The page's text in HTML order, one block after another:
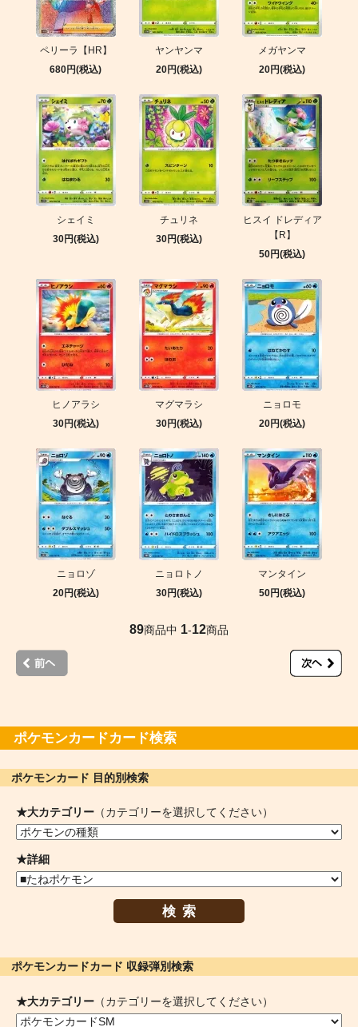
ペリーラ【HR】
680円(税込)
ヤンヤンマ
20円(税込)
メガヤンマ
20円(税込)
シェイミ
30円(税込)
チュリネ
30円(税込)
ヒスイ ドレディア
【R】
50円(税込)
ヒノアラシ
30円(税込)
マグマラシ
30円(税込)
ニョロモ
20円(税込)
ニョロゾ
20円(税込)
ニョロトノ
30円(税込)
マンタイン
50円(税込)
89商品中 1-12商品
ポケモンカードカード検索
ポケモンカード 目的別検索
★大カテゴリー （カテゴリーを選択してください）
★詳細
検索
ポケモンカードカード 収録弾別検索
★大カテゴリー （カテゴリーを選択してください）